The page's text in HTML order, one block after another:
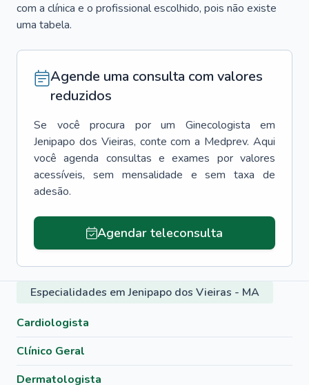
com a clínica e o profissional escolhido, pois não existe
uma tabela.
Agende uma consulta com valores
reduzidos
Se você procura por um Ginecologista
em
Jenipapo dos Vieiras, conte com a Medprev. Aqui
você agenda consultas e exames por valores
acessíveis, sem mensalidade e sem taxa de
adesão.
Agendar teleconsulta
Especialidades em Jenipapo dos Vieiras - MA
Cardiologista
Clínico Geral
Dermatologista